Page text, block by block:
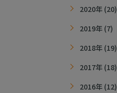
2020年 (20)
2019年 (7)
2018年 (19)
2017年 (18)
2016年 (12)